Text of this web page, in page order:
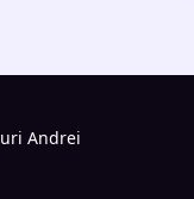
Andrei